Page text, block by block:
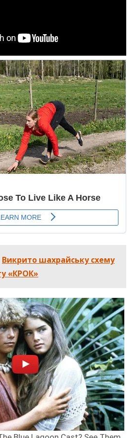
Викрито шахрайську схему
«КРОК»